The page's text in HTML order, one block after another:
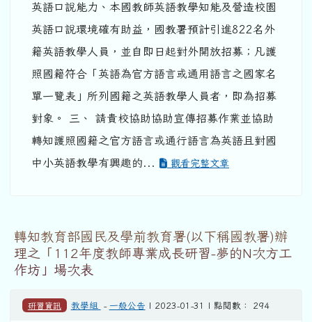
英語口說能力、本國教師英語教學知能及營造校園
英語口說環境確有助益，國教署預計引進822名外
籍英語教學人員，並自即日起對外開放招募；凡護
照國籍符合「英語為官方語言或通用語言之國家名
單一覽表」所列國籍之英語教學人員者，即為招募
對象。 三、 請貴校協助協助宣傳招募作業並協助
轉知護照國籍之官方語言或通行語言為英語且對國
中小英語教學有興趣的...
觀看完整文章
轉知教育部國民及學前教育署(以下稱國教署)辦
理之「112年度教師專業成長研習-夢的N次方工
作坊」場次表
研習資訊 教學組 - 一般公告 | 2023-01-31 | 點閱數： 294